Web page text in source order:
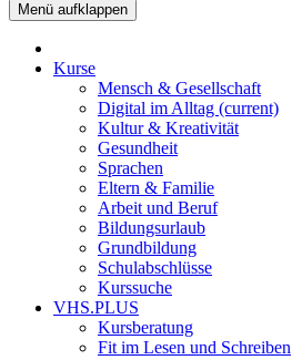
Menü aufklappen
Kurse
Mensch & Gesellschaft
Digital im Alltag (current)
Kultur & Kreativität
Gesundheit
Sprachen
Eltern & Familie
Arbeit und Beruf
Bildungsurlaub
Grundbildung
Schulabschlüsse
Kurssuche
VHS.PLUS
Kursberatung
Fit im Lesen und Schreiben